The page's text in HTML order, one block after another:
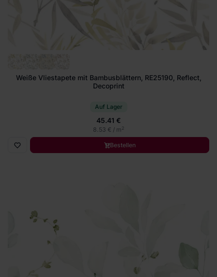
Weiße Vliestapete mit Bambusblättern, RE25190, Reflect,
Decoprint
Auf Lager
45.41 €
8.53 € / m2
Bestellen